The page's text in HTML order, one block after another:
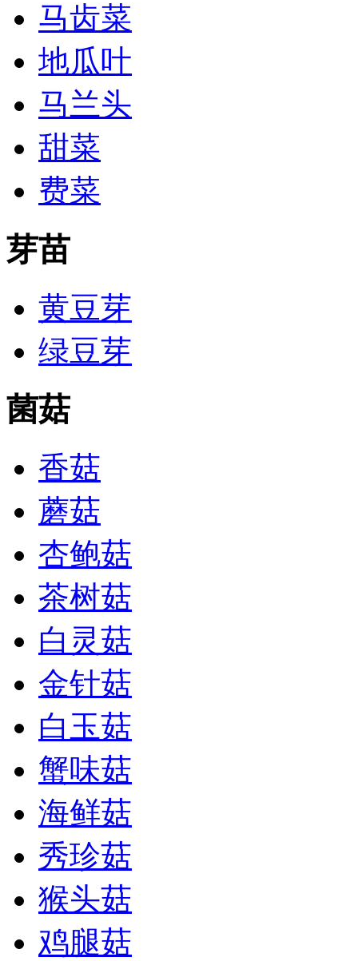
马齿菜
地瓜叶
马兰头
甜菜
费菜
芽苗
黄豆芽
绿豆芽
菌菇
香菇
蘑菇
杏鲍菇
茶树菇
白灵菇
金针菇
白玉菇
蟹味菇
海鲜菇
秀珍菇
猴头菇
鸡腿菇